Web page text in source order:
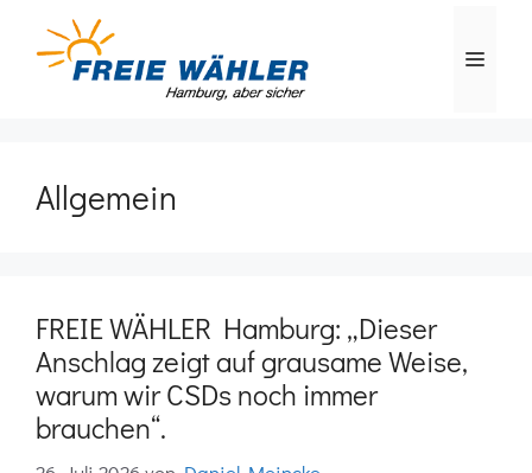
springen
Allgemein
FREIE WÄHLER Hamburg: „Dieser
Anschlag zeigt auf grausame Weise,
warum wir CSDs noch immer
brauchen“.